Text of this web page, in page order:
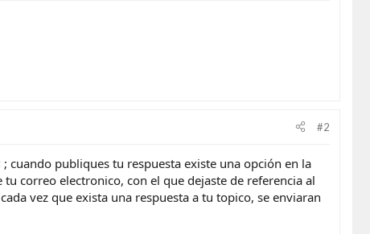
#2
; cuando publiques tu respuesta existe una opción en la
correo electronico, con el que dejaste de referencia al
vez que exista una respuesta a tu topico, se enviaran